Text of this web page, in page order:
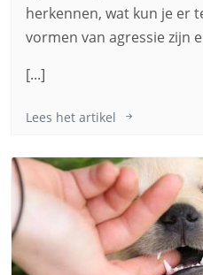
herkennen, wat kun je er
vormen van agressie zijn
[...]
Lees het artikel